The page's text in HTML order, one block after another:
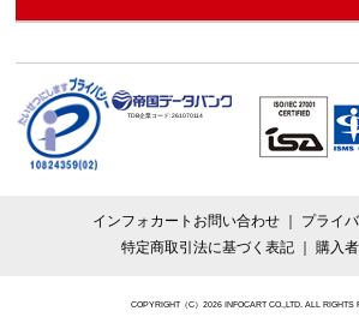
TDB企業コード:261070114
インフォカートお問い合わせ
プライ
特定商取引法に基づく表記
購入
COPYRIGHT（C）2026 INFOCART CO.,LTD. ALL RIGHTS